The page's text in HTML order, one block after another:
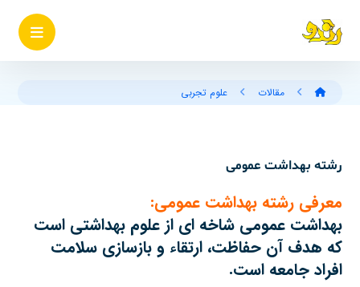
مقالات علوم تجربی
رشته بهداشت عمومی
معرفیرشته بهداشت عمومی:
بهداشت عمومی شاخه ای از علوم بهداشتی است
که هدف آن حفاظت، ارتقاء و بازسازی سلامت
افراد جامعه است.